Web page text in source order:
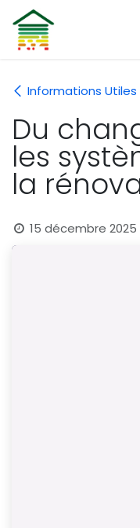
Se rendre au contenu
Informations Utiles
Du
les
la
15 décembre 2025